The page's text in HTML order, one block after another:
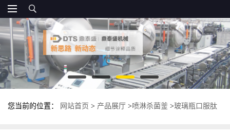
您当前的位置： 网站首页 > 产品展厅 >喷淋杀菌釜 >玻璃瓶口服肽